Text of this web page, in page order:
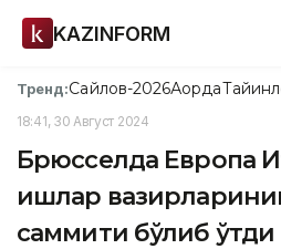
KAZINFORM
Тренд:Сайлов-2026Ақорда
18:41, 30 Август 2024
Брюсселда Европа
ишлар
саммити бўлиб ўтди